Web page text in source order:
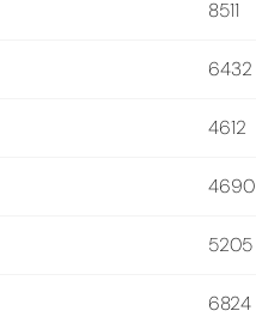
8511
6432
4612
4690
5205
6824